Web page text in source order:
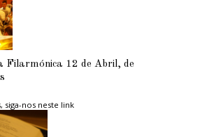
Filarmónica 12 de Abril, de
siga-nos neste link